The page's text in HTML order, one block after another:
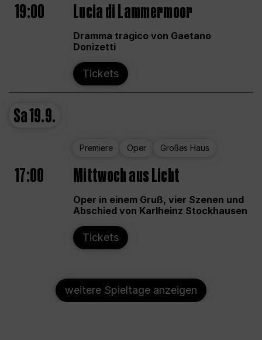
19:00 Lucia di Lammermoor
Dramma tragico von Gaetano
Donizetti
Tickets
Sa19.9.
Premiere Oper Großes Haus
17:00 Mittwoch aus Licht
Oper in einem Gruß, vier Szenen und
Abschied von Karlheinz Stockhausen
Tickets
weitere Spieltage anzeigen